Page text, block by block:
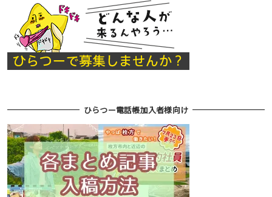
ひらつー電話帳加入者様向け